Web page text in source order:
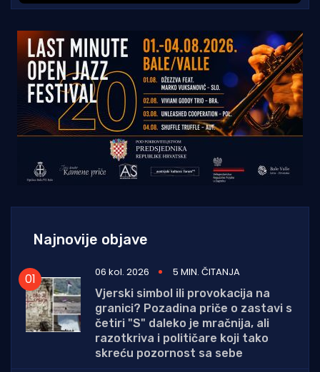
Najnovije objave
06 kol. 2026
5 MIN. ČITANJA
Vjerski simbol ili provokacija na
granici? Pozadina priče o zastavi s
četiri "S" daleko je mračnija, ali
razotkriva i političare koji tako
skreću pozornost sa sebe